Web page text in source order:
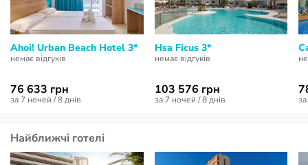
Ahoi! Urban Beach Hotel 3*
немає відгуків
76 633 грн
за 7 ночей / 8 днів
Hsa Ficus 3*
немає відгуків
103 576 грн
за 7 ночей / 8 днів
Найближчі готелі